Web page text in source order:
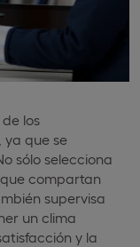
los
ya que se
sólo selecciona
compartan
supervisa
un clima
y la